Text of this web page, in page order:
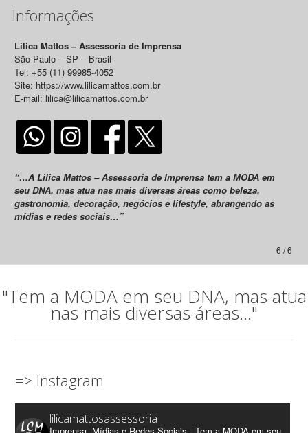
Informações
Lilica Mattos – Assessoria de Imprensa
São Paulo – SP – Brasil
Tel: +55 (11) 99985-4052
Site: https://www.lilicamattos.com.br
E-mail: lilica@lilicamattos.com.br
“…A Lilica Mattos – Assessoria de Imprensa tem a MODA em
seu DNA, mas atua nas mais diversas áreas como beleza,
gastronomia, decoração, negócios e lifestyle, abrangendo as
mídias e redes sociais…”
6 / 6
"Tem a MODA em seu DNA, mas atua
nas mais diversas áreas..."
=> Instagram
lilicamattosassessoria